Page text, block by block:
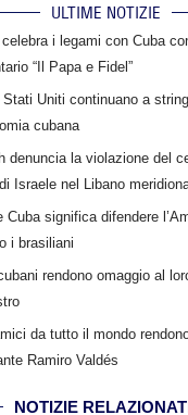
ULTIME NOTIZIE
i legami con Cuba
“Il Papa e Fidel”
Uniti continuano a
cubana
denuncia la violazione del
Israele nel Libano
Cuba significa difendere
i brasiliani
rendono omaggio al
da tutto il mondo
Ramiro Valdés
NOTIZIE